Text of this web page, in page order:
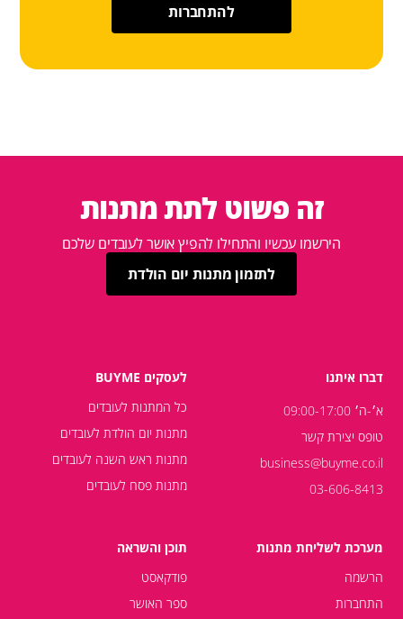
להתחברות
זה פשוט לתת מתנות
הירשמו עכשיו והתחילו להפיץ אושר לעובדים שלכם
לתזמון מתנות יום הולדת
דברו איתנו
א׳-ה׳ 09:00-17:00
טופס יצירת קשר
business@buyme.co.il
03-606-8413
לעסקים BUYME
כל המתנות לעובדים
מתנות יום הולדת לעובדים
מתנות ראש השנה לעובדים
מתנות פסח לעובדים
מערכת לשליחת מתנות
הרשמה
התחברות
תוכן והשראה
פודקאסט
ספר האושר